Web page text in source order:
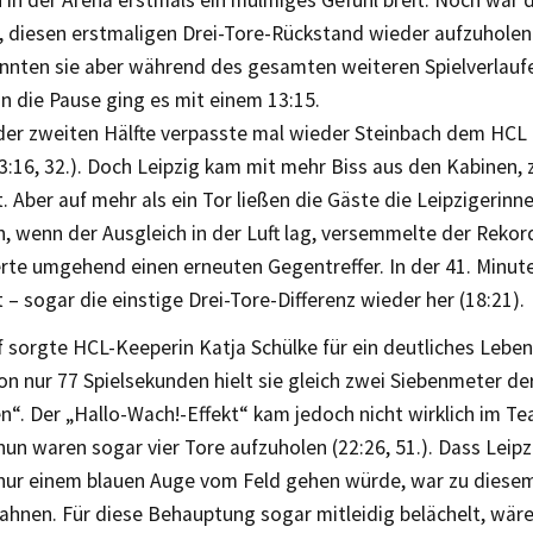
diesen erstmaligen Drei-Tore-Rückstand wieder
sie aber während des gesamten weiteren
die Pause ging es mit einem 13:15.
zweiten Hälfte verpasste mal wieder Steinbach dem
32.). Doch Leipzig kam mit mehr Biss aus den Kabinen,
Aber auf mehr als ein Tor ließen die Gäste die
wenn der Ausgleich in der Luft lag, versemmelte der
umgehend einen erneuten Gegentreffer. In der 41.
sogar die einstige Drei-Tore-Differenz wieder her (18:21).
sorgte HCL-Keeperin Katja Schülke für ein deutliches
nur 77 Spielsekunden hielt sie gleich zwei Siebenmeter
Der „Hallo-Wach!-Effekt“ kam jedoch nicht wirklich im
waren sogar vier Tore aufzuholen (22:26, 51.). Dass
einem blauen Auge vom Feld gehen würde, war zu
Für diese Behauptung sogar mitleidig belächelt,